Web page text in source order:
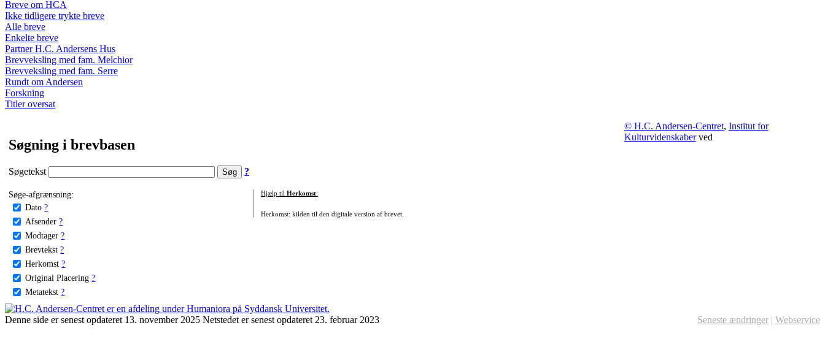
Breve om HCA
Ikke tidligere trykte breve
Alle breve
Enkelte breve
Partner H.C. Andersens Hus
Brevveksling med fam. Melchior
Brevveksling med fam. Serre
Rundt om Andersen
Forskning
Titler oversat
Søgning i brevbasen
Søgetekst ?
Søge-afgrænsning:
Dato ?
Afsender ?
Modtager ?
Brevtekst ?
Herkomst ?
Original Placering ?
Metatekst ?
Hjælp til Herkomst:
Herkomst: kilden til den digitale version af brevet.
© H.C. Andersen-Centret, Institut for
Kulturvidenskaberved
Denne side er senest opdateret 13. november 2025 Netstedet er senest opdateret 23. februar 2023 Seneste ændringer | Webservice